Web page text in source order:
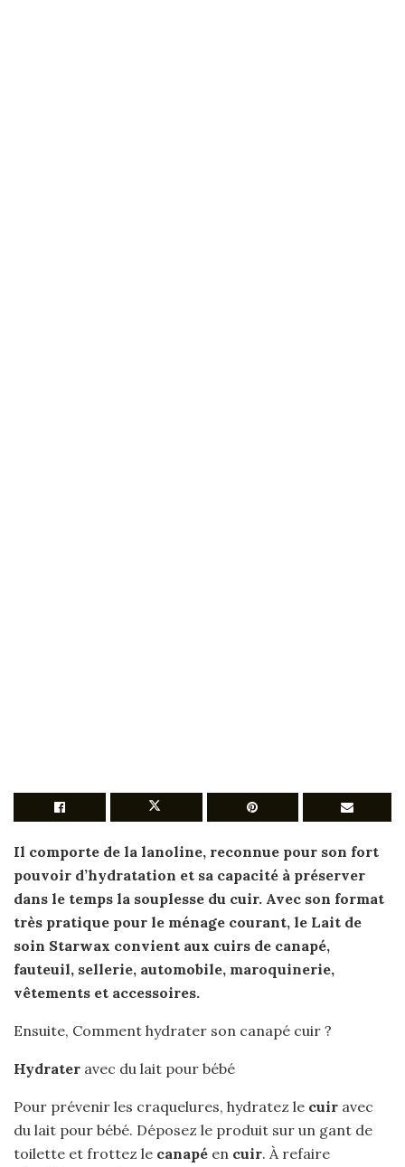
Il comporte de la lanoline, reconnue pour son fort
pouvoir d’hydratation et sa capacité à préserver
dans le temps la souplesse du cuir. Avec son format
très pratique pour le ménage courant, le Lait de
soin Starwax convient aux cuirs de canapé,
fauteuil, sellerie, automobile, maroquinerie,
vêtements et accessoires.
Ensuite, Comment hydrater son canapé cuir ?
Hydrater avec du lait pour bébé
Pour prévenir les craquelures, hydratez le cuir avec
du lait pour bébé. Déposez le produit sur un gant de
toilette et frottez le canapé en cuir. À refaire